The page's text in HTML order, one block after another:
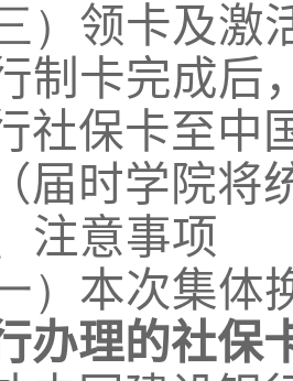
） 领卡及激
制卡完成后
社保卡至中
届时学院将
注意事项
） 本次集体
办理的社保